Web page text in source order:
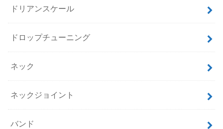
ドリアンスケール
ドロップチューニング
ネック
ネックジョイント
バンド